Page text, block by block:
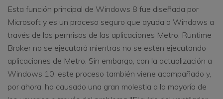
Esta función principal de Windows 8 fue diseñada por
Microsoft y es un proceso seguro que ayuda a Windows a
través de los permisos de las aplicaciones Metro. Runtime
Broker no se ejecutará mientras no se estén ejecutando
aplicaciones de Metro. Sin embargo, con la actualización a
Windows 10, este proceso también viene acompañado y,
por ahora, ha causado una gran molestia a la mayoría de